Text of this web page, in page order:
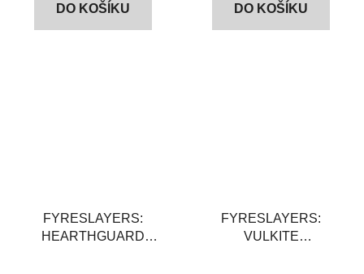
DO KOŠÍKU DO KOŠÍKU
FYRESLAYERS:
HEARTHGUARD
FYRESLAYERS:
VULKITE